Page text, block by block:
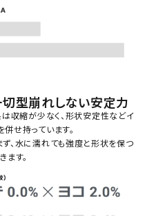
型崩れしない安定力
収縮が少なく、形状安定性などイ
せ持っています。
、水に濡れても強度と形状を保つ
す。